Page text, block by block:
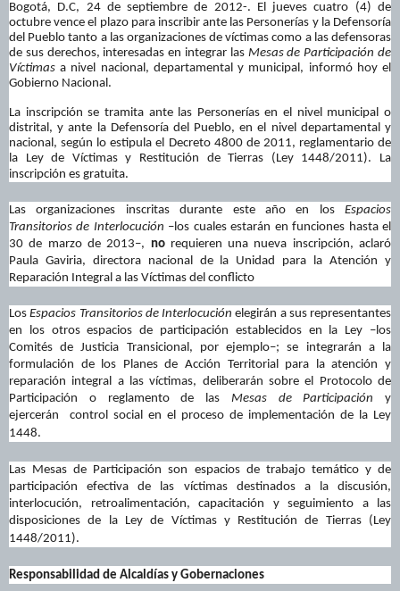
Bogotá, D.C, 24 de septiembre de 2012-. El jueves cuatro (4) de
octubre vence el plazo para inscribir ante las Personerías y la Defensoría
del Pueblo tanto a las organizaciones de víctimas como a las defensoras
de sus derechos, interesadas en integrar las Mesas de Participación de
Víctimas a nivel nacional, departamental y municipal, informó hoy el
Gobierno Nacional.
La inscripción se tramita ante las Personerías en el nivel municipal o
distrital, y ante la Defensoría del Pueblo, en el nivel departamental y
nacional, según lo estipula el Decreto 4800 de 2011, reglamentario de
la Ley de Víctimas y Restitución de Tierras (Ley 1448/2011). La
inscripción es gratuita.
Las organizaciones inscritas durante este año en los Espacios
Transitorios de Interlocución –los cuales estarán en funciones hasta el
30 de marzo de 2013–, norequieren una nueva inscripción, aclaró
Paula Gaviria, directora nacional de la Unidad para la Atención y
Reparación Integral a las Víctimas del conflicto
LosEspacios Transitorios de Interlocución elegirán a sus representantes
en los otros espacios de participación establecidos en la Ley –los
Comités de Justicia Transicional, por ejemplo–; se integrarán a la
formulación de los Planes de Acción Territorial para la atención y
reparación integral a las víctimas, deliberarán sobre el Protocolo de
Participación o reglamento de las Mesas de Participación y
ejercerán control social en el proceso de implementación de la Ley
1448.
Las Mesas de Participación son espacios de trabajo temático y de
participación efectiva de las víctimas destinados a la discusión,
interlocución, retroalimentación, capacitación y seguimiento a las
disposiciones de la Ley de Víctimas y Restitución de Tierras (Ley
1448/2011).
Responsabilidad de Alcaldías y Gobernaciones